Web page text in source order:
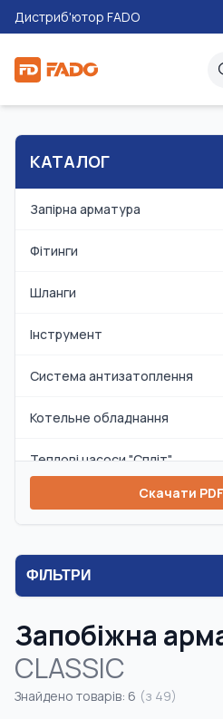
Дистриб'ютор FADO
КАТАЛОГ
Запірна арматура
Фітинги
Шланги
Інструмент
Система антизатоплення
Котельне обладнання
Теплові насоси "Спліт"
Змішувачі та аксесуари
Інсталяції та аксесуари
Комплекти
Запобіжна арматура
Радіаторна арматура
Скачати
ФІЛЬТРИ
Запобіжна
CLASSIC
Знайдено товарів: 6 (з 49)